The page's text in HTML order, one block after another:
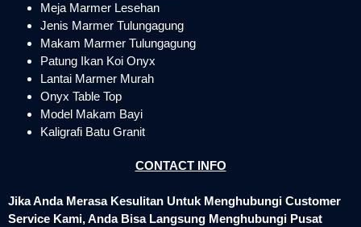
Meja Marmer Lesehan
Jenis Marmer Tulungagung
Makam Marmer Tulungagung
Patung Ikan Koi Onyx
Lantai Marmer Murah
Onyx Table Top
Model Makam Bayi
Kaligrafi Batu Granit
CONTACT INFO
Jika Anda Merasa Kesulitan Untuk Menghubungi Customer
Service Kami, Anda Bisa Langsung Menghubungi Pusat